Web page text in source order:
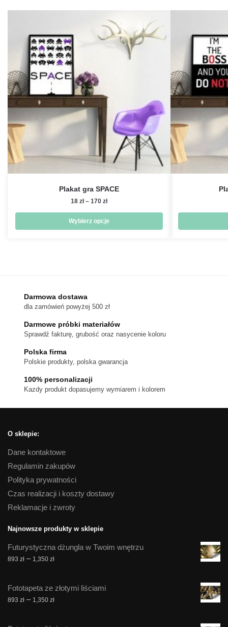
Plakat gra SPACE
18 zł – 170 złZakres
od
18 zł
Wybierz opcje
można
wybrać
na
produktu
Darmowa dostawa
dla zamówień powyżej 500 zł
Darmowe próbki materiałów
Sprawdź fakturę, grubość oraz nasycenie koloru
Polska firma
Polskie produkty, polska gwarancja
100% personalizacji
Kazdy produkt dopasujemy wymiarem i kolorem
O sklepie:
Dane kontaktowe
Regulamin zakupów
Polityka prywatności
Czas realizacji i koszty dostawy
Reklamacje i zwroty
Najnowsze produkty w sklepie
Futurystyczna dżungla w Twoim wnętrzu
893 zł – 1,350 złZakres
893 zł
do
Fototapeta ze złotymi liściami
893 zł – 1,350 złZakres